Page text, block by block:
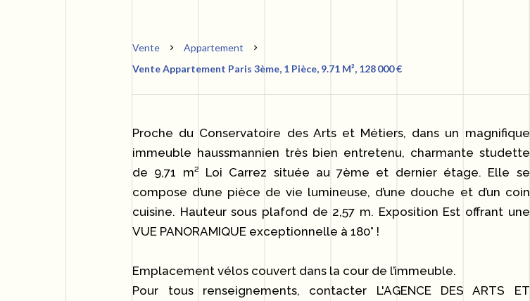
Vente
Appartement
Vente Appartement Paris 3ème, 1 Pièce, 9.71 M², 128 000 €
Proche du Conservatoire des Arts et Métiers, dans un magnifique
immeuble haussmannien très bien entretenu, charmante studette
de 9,71 m² Loi Carrez située au 7ème et dernier étage. Elle se
compose d’une pièce de vie lumineuse, d’une douche et d’un coin
cuisine. Hauteur sous plafond de 2,57 m. Exposition Est offrant une
VUE PANORAMIQUE exceptionnelle à 180° !
Emplacement vélos couvert dans la cour de l’immeuble.
Pour tous renseignements, contacter L'AGENCE DES ARTS ET